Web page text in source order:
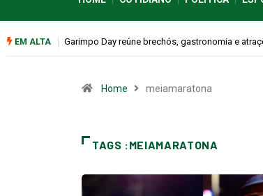
EM ALTA Garimpo Day reúne brechós, gastronomia e
Home meiamaratona
TAGS :MEIAMARATONA